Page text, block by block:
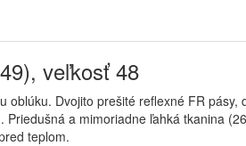
veľkosť 48
Dvojito prešité reflexné FR
a mimoriadne ľahká tkanina
teplom.